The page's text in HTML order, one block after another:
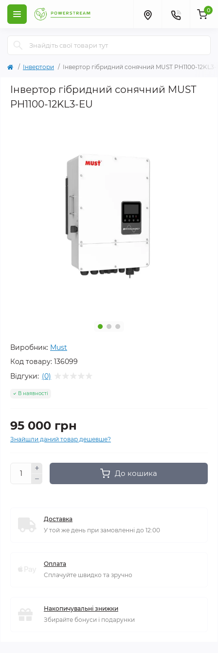
0
Інвертори Інвертор гібридний сонячний MUST PH1100-12KL3-
Інвертор гібридний сонячний MUST
PH1100-12KL3-EU
Виробник: Must
Код товару: 136099
Відгуки: (0)
В наявності
95 000 грн
Знайшли даний товар дешевше?
До кошика
Доставка
У той же день при замовленні до 12:00
Оплата
Сплачуйте швидко та зручно
Накопичувальні знижки
Збирайте бонуси і подарунки